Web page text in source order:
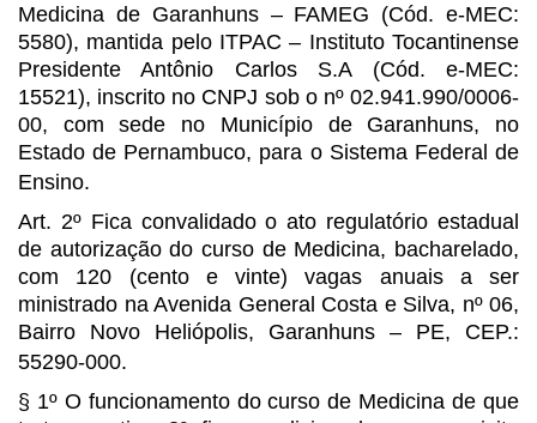
Medicina de Garanhuns – FAMEG (Cód. e-MEC:
5580), mantida pelo ITPAC – Instituto Tocantinense
Presidente Antônio Carlos S.A (Cód. e-MEC:
15521), inscrito no CNPJ sob o nº 02.941.990/0006-
00, com sede no Município de Garanhuns, no
Estado de Pernambuco, para o SistemaFederal de
Ensino.
Art. 2º Fica convalidado o ato regulatório estadual
de autorização do curso de Medicina, bacharelado,
com 120 (cento e vinte) vagas anuais a ser
ministrado na Avenida General Costa e Silva, nº 06,
Bairro Novo Heliópolis, Garanhuns – PE, CEP.:
55290-000.
§ 1º O funcionamento do curso de Medicina de que